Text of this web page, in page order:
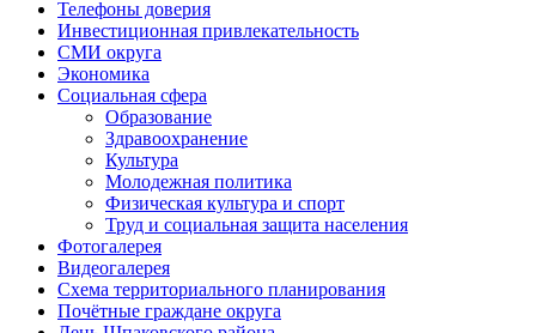
Телефоны доверия
Инвестиционная привлекательность
СМИ округа
Экономика
Социальная сфера
Образование
Здравоохранение
Культура
Молодежная политика
Физическая культура и спорт
Труд и социальная защита населения
Фотогалерея
Видеогалерея
Схема территориального планирования
Почётные граждане округа